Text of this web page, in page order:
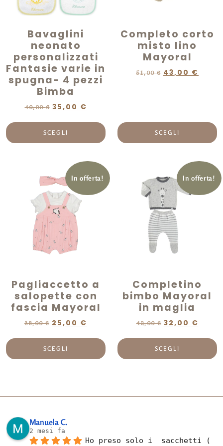
Bavaglini
neonato
personalizzati
Fantasie varie in
spugna- 4 pezzi
Bimba
40,00€ 35,00 €
SCEGLI
Completo corto
misto lino
Mayoral
51,00€ 43,00 €
SCEGLI
In offerta!
Pagliaccetto a
salopette con
fascia Mayoral
38,00€ 25,00 €
SCEGLI
In offerta!
Completino
bimbo Mayoral
in maglia
42,00€ 32,00 €
SCEGLI
Manuela C.
2 mesi fa
Ho preso solo i  sacchetti (